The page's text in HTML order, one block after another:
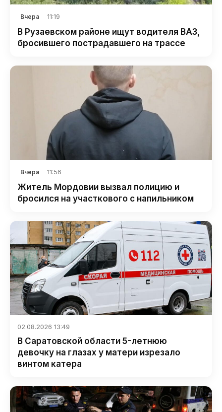
Вчера 11:19
В Рузаевском районе ищут водителя ВАЗ,
бросившего пострадавшего на трассе
Вчера 11:56
Житель Мордовии вызвал полицию и
бросился на участкового с напильником
02.08.2026 13:49
В Саратовской области 5-летнюю
девочку на глазах у матери изрезало
винтом катера